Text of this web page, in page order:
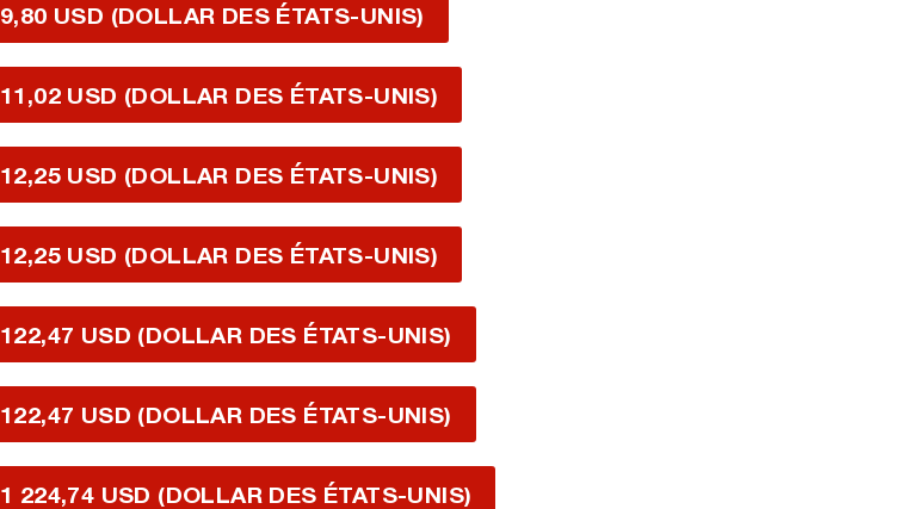
9,80 USD (DOLLAR DES ÉTATS-UNIS)
11,02 USD (DOLLAR DES ÉTATS-UNIS)
12,25 USD (DOLLAR DES ÉTATS-UNIS)
12,25 USD (DOLLAR DES ÉTATS-UNIS)
122,47 USD (DOLLAR DES ÉTATS-UNIS)
122,47 USD (DOLLAR DES ÉTATS-UNIS)
1 224,74 USD (DOLLAR DES ÉTATS-UNIS)